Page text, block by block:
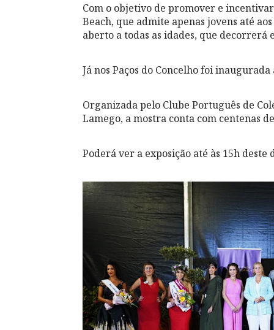
Com o objetivo de promover e
Beach, que admite apenas jovens até
aberto a todas as idades, que decorrerá
Já nos Paços do Concelho foi
Organizada pelo Clube Português de
Lamego, a mostra conta com centenas
Poderá ver a exposição até às 15h deste